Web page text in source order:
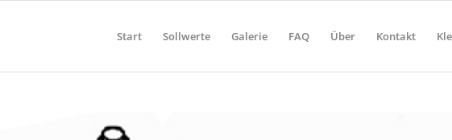
Start Sollwerte Galerie FAQ Über Kontakt